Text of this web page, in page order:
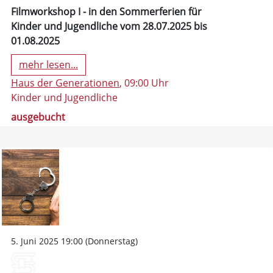
Filmworkshop I - in den Sommerferien für
Kinder und Jugendliche vom 28.07.2025 bis
01.08.2025
mehr lesen...
Haus der Generationen, 09:00 Uhr
Kinder und Jugendliche
ausgebucht
5. Juni 2025 19:00 (Donnerstag)